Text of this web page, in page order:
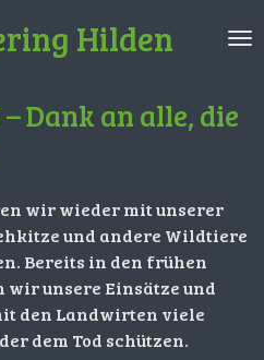
Hilden
Dank an alle, die
wir wieder mit unserer
und andere Wildtiere
Bereits in den frühen
unsere Einsätze und
den Landwirten viele
dem Tod schützen.